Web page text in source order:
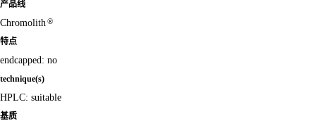
产品线
Chromolith®
特点
endcapped: no
technique(s)
HPLC: suitable
基质